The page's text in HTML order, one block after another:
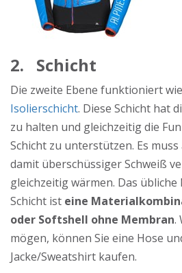
2. Schicht
Die zweite Ebene funktioniert
Isolierschicht. Diese Schicht hat
zu halten und gleichzeitig die
Schicht zu unterstützen. Es
damit überschüssiger Schweiß
gleichzeitig wärmen. Das
Schicht ist eine
oder Softshell ohne Membran.
mögen, können Sie eine Hose
Jacke/Sweatshirt kaufen.